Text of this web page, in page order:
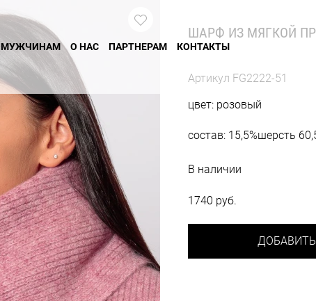
МУЖЧИНАМ О НАС ПАРТНЕРАМ КОНТАКТЫ
ШАРФ ИЗ МЯГКОЙ
Артикул FG2222-51
цвет: розовый
состав: 15,5%шерсть
В наличии
1740 руб.
ДОБАВИТЬ